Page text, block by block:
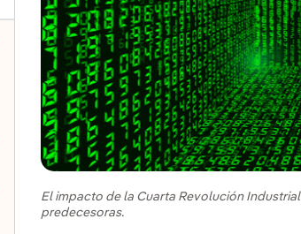
Alternar el submenú para Innovación en
Alternar el submenú para Programa de
Alternar el submenú para Centros de
El impacto de la Cuarta Revolución
predecesoras.